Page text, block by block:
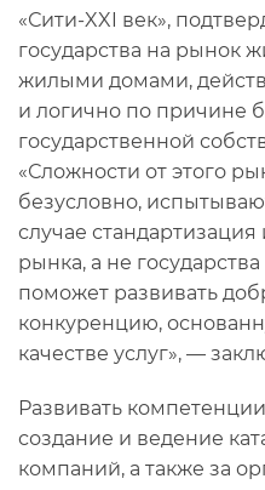
«Сити-XXI век»,
государства на рынок
жилыми домами,
и логично по причине
государственной
«Сложности от этого
безусловно,
случае
рынка, а не
поможет развивать
конкуренцию,
качестве услуг», —
Развивать
создание и ведение
компаний, а также за